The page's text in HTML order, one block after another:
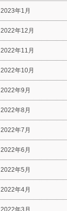
2023年1月
2022年12月
2022年11月
2022年10月
2022年9月
2022年8月
2022年7月
2022年6月
2022年5月
2022年4月
2022年3月